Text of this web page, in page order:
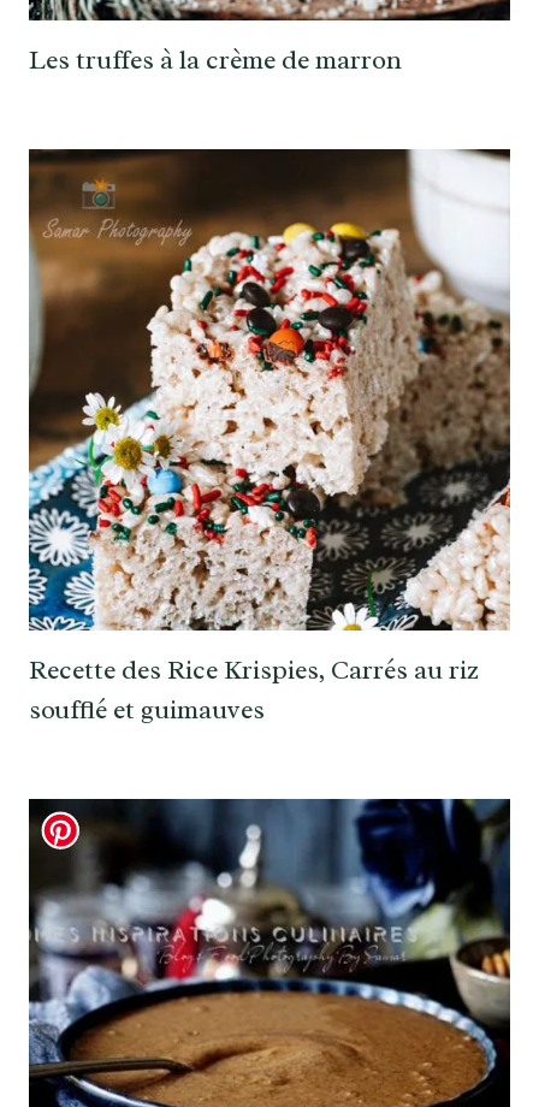
Les truffes à la crème de marron
Recette des Rice Krispies, Carrés au riz
soufflé et guimauves